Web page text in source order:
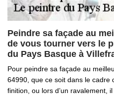
Peindre sa façade au
de vous tourner vers le
du Pays Basque à
Pour peindre sa façade au
64990, que ce soit dans le cadre
finition, ou lors d’un ravalement,